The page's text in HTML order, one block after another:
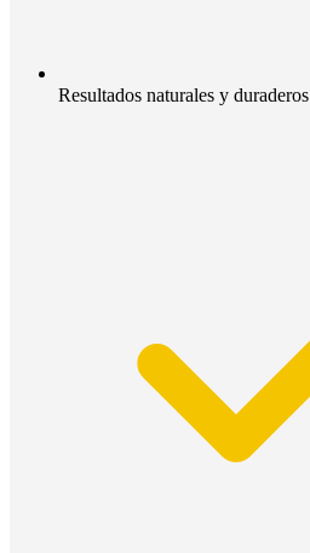
Resultados naturales y duraderos